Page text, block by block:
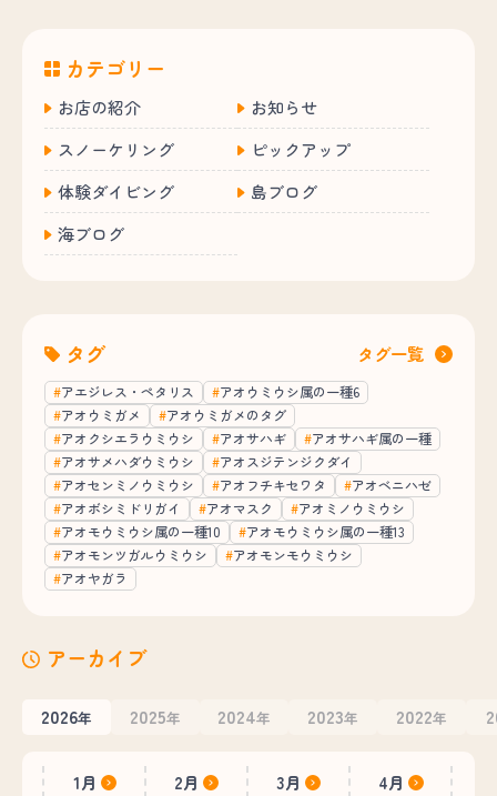
カテゴリー
お店の紹介
お知らせ
スノーケリング
ピックアップ
体験ダイビング
島ブログ
海ブログ
タグ タグ一覧
アエジレス・ペタリス
アオウミウシ属の一種6
アオウミガメ
アオウミガメのタグ
アオクシエラウミウシ
アオサハギ
アオサハギ属の一種
アオサメハダウミウシ
アオスジテンジクダイ
アオセンミノウミウシ
アオフチキセワタ
アオベニハゼ
アオボシミドリガイ
アオマスク
アオミノウミウシ
アオモウミウシ属の一種10
アオモウミウシ属の一種13
アオモンツガルウミウシ
アオモンモウミウシ
アオヤガラ
アーカイブ
2026年 2025年 2024年 2023年 2022年
1月 2月 3月
4月